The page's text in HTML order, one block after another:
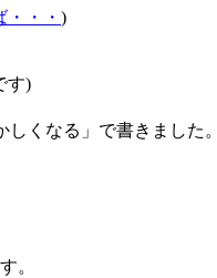
・・・ )
す)
くなる」で書きました。
。